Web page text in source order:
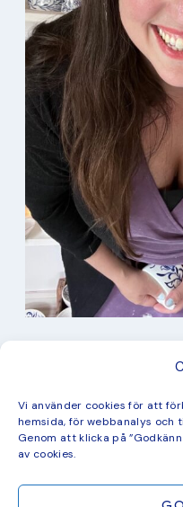
Vi använder cookies för att
hemsida, för webbanalys och
Genom att klicka på
av cookies.
Kurser
Måleri
mina favorit recept
Mönster